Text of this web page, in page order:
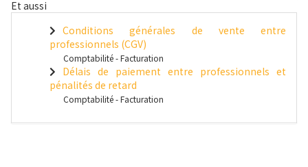
Et aussi
Conditions générales de vente entre
professionnels (CGV)
Comptabilité - Facturation
Délais de paiement entre professionnels et
pénalités de retard
Comptabilité - Facturation